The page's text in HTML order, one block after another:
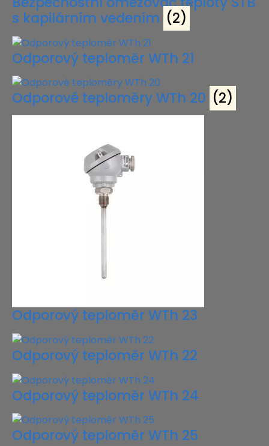
s kapilárním vedením (2)
Odporový teploměr WTh 21
Odporové teploměry WTh 20 (2)
Odporový teploměr WTh 23
Odporový teploměr WTh 22
Odporový teploměr WTh 24
Odporový teploměr WTh 25